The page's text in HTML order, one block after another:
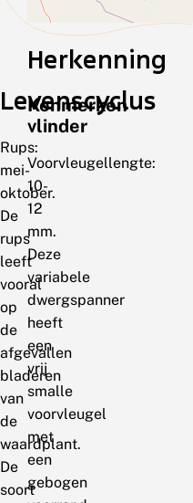
Levenscyclus
Rups:
mei-
oktober.
De
rups
leeft
vooral
op
de
afgevallen
bladeren
van
de
waardplant.
De
soort
Herkenning
Kenmerken
vlinder
Voorvleugellengte:
10-
12
mm.
Deze
variabele
dwergspanner
heeft
een
vrij
smalle
voorvleugel
met
een
gebogen